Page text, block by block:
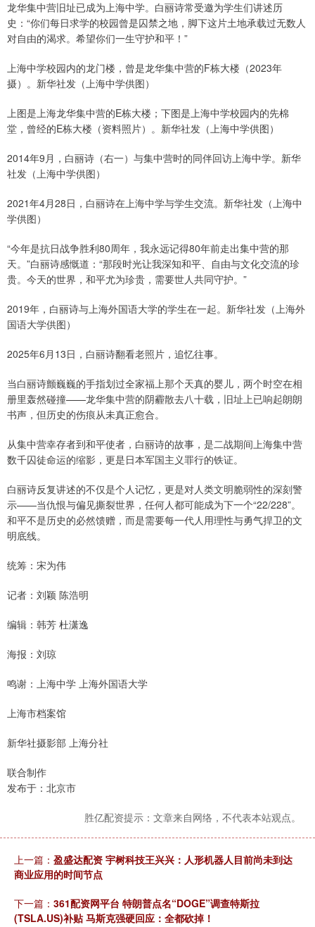
龙华集中营旧址已成为上海中学。白丽诗常受邀为学生们讲述历
史：“你们每日求学的校园曾是囚禁之地，脚下这片土地承载过无数人
对自由的渴求。希望你们一生守护和平！”
上海中学校园内的龙门楼，曾是龙华集中营的F栋大楼（2023年
摄）。新华社发（上海中学供图）
上图是上海龙华集中营的E栋大楼；下图是上海中学校园内的先棉
堂，曾经的E栋大楼（资料照片）。新华社发（上海中学供图）
2014年9月，白丽诗（右一）与集中营时的同伴回访上海中学。新华
社发（上海中学供图）
2021年4月28日，白丽诗在上海中学与学生交流。新华社发（上海中
学供图）
“今年是抗日战争胜利80周年，我永远记得80年前走出集中营的那
天。”白丽诗感慨道：“那段时光让我深知和平、自由与文化交流的珍
贵。今天的世界，和平尤为珍贵，需要世人共同守护。”
2019年，白丽诗与上海外国语大学的学生在一起。新华社发（上海外
国语大学供图）
2025年6月13日，白丽诗翻看老照片，追忆往事。
当白丽诗颤巍巍的手指划过全家福上那个天真的婴儿，两个时空在相
册里轰然碰撞——龙华集中营的阴霾散去八十载，旧址上已响起朗朗
书声，但历史的伤痕从未真正愈合。
从集中营幸存者到和平使者，白丽诗的故事，是二战期间上海集中营
数千囚徒命运的缩影，更是日本军国主义罪行的铁证。
白丽诗反复讲述的不仅是个人记忆，更是对人类文明脆弱性的深刻警
示——当仇恨与偏见撕裂世界，任何人都可能成为下一个“22/228”。
和平不是历史的必然馈赠，而是需要每一代人用理性与勇气捍卫的文
明底线。
统筹：宋为伟
记者：刘颖 陈浩明
编辑：韩芳 杜潇逸
海报：刘琼
鸣谢：上海中学 上海外国语大学
上海市档案馆
新华社摄影部 上海分社
联合制作
发布于：北京市
胜亿配资提示：文章来自网络，不代表本站观点。
上一篇： 盈盛达配资 宇树科技王兴兴：人形机器人目前尚未到达
商业应用的时间节点
下一篇： 361配资网平台 特朗普点名“DOGE”调查特斯拉
(TSLA.US)补贴 马斯克强硬回应：全都砍掉！